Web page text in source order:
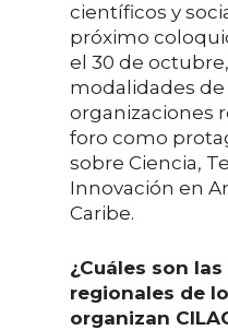
científicos y
próximo
el 30 de
modalidades de
organizaciones
foro como
sobre Ciencia,
Innovación en
Caribe.
¿Cuáles son
regionales de
organizan